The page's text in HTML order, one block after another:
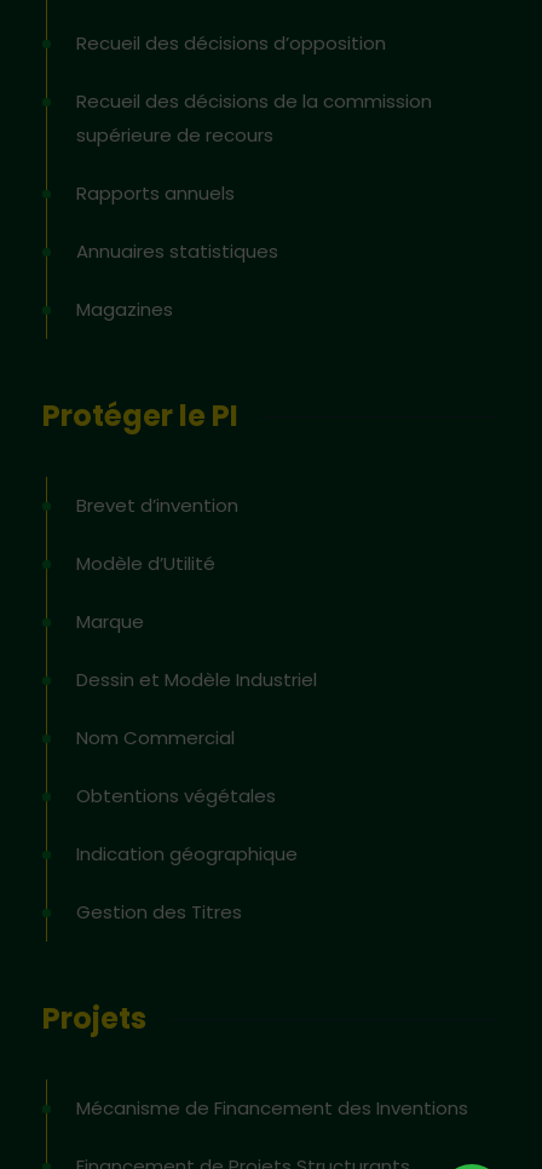
Recueil des décisions d’opposition
Recueil des décisions de la commission
supérieure de recours
Rapports annuels
Annuaires statistiques
Magazines
Protéger le PI
Brevet d’invention
Modèle d’Utilité
Marque
Dessin et Modèle Industriel
Nom Commercial
Obtentions végétales
Indication géographique
Gestion des Titres
Projets
Mécanisme de Financement des Inventions